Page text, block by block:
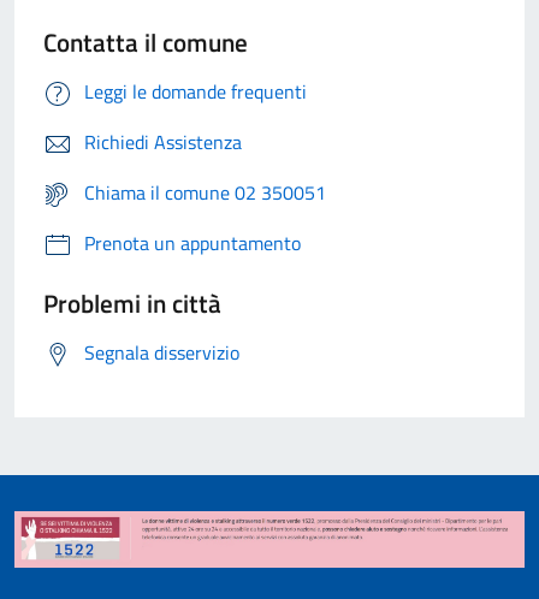
Contatta il comune
Leggi le domande frequenti
Richiedi Assistenza
Chiama il comune 02 350051
Prenota un appuntamento
Problemi in città
Segnala disservizio